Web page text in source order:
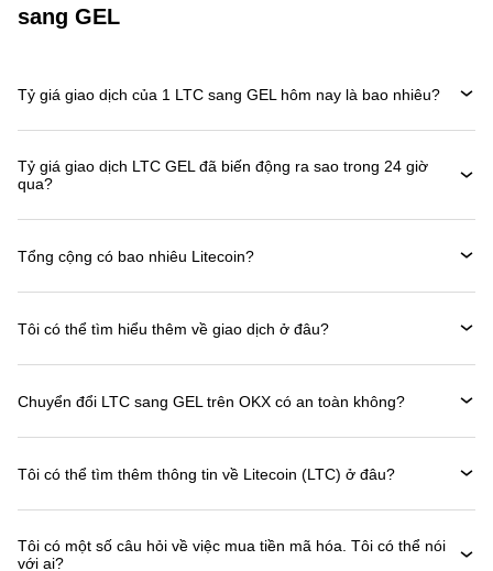
sang GEL
Tỷ giá giao dịch của 1 LTC sang GEL hôm nay là bao nhiêu?
Tỷ giá giao dịch LTC GEL đã biến động ra sao trong 24 giờ
qua?
Tổng cộng có bao nhiêu Litecoin?
Tôi có thể tìm hiểu thêm về giao dịch ở đâu?
Chuyển đổi LTC sang GEL trên OKX có an toàn không?
Tôi có thể tìm thêm thông tin về Litecoin (LTC) ở đâu?
Tôi có một số câu hỏi về việc mua tiền mã hóa. Tôi có thể nói
với ai?